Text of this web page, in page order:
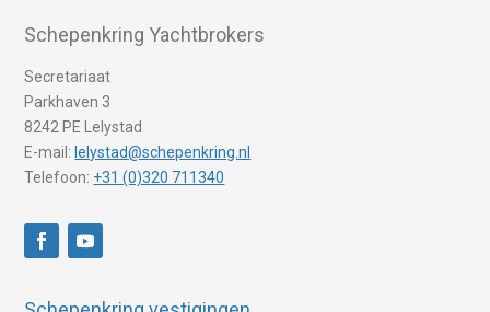
Schepenkring Yachtbrokers
Secretariaat
Parkhaven 3
8242 PE Lelystad
E-mail: lelystad@schepenkring.nl
Telefoon: +31 (0)320 711340